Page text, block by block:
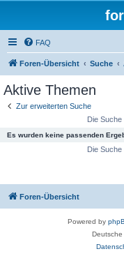
FAQ
Foren-Übersicht Suche
Aktive Themen
Zur erweiterten Suche
Die Suche
Es wurden keine passenden
Die Suche
Foren-Übersicht
Powered by